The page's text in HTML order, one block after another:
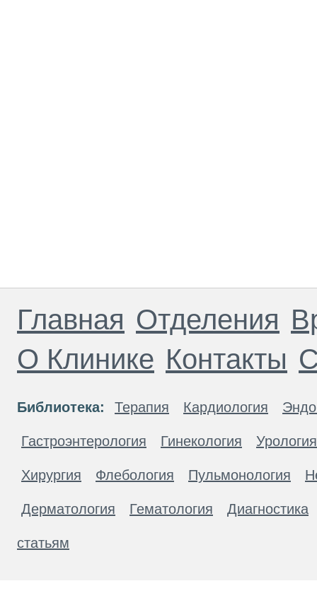
Главная Отделения
О Клинике Контакты
Библиотека: Терапия Кардиология
Гастроэнтерология Гинекология Урология
Хирургия Флебология Пульмонология
Дерматология Гематология Диагностика
статьям